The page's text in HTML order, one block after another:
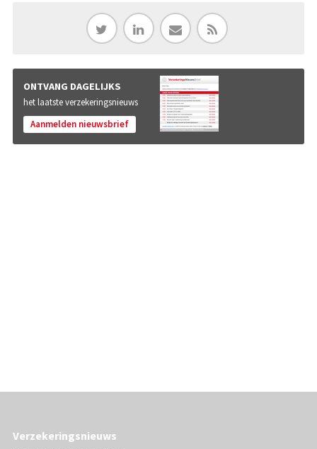
ONTVANG DAGELIJKS
het laatste verzekeringsnieuws
Aanmelden nieuwsbrief
Verzekeringsnieuws